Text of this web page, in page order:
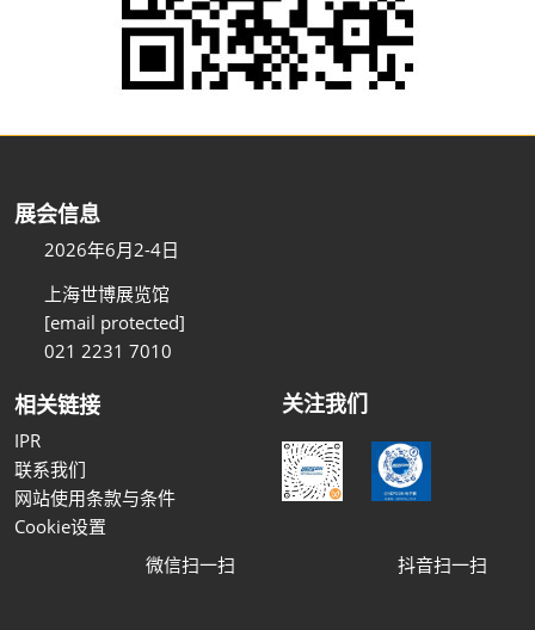
展会信息
2026年6月2-4日
上海世博展览馆
[email protected]
021 2231 7010
相关链接
IPR
联系我们
网站使用条款与条件
Cookie设置
关注我们
微信扫一扫 抖音扫一扫